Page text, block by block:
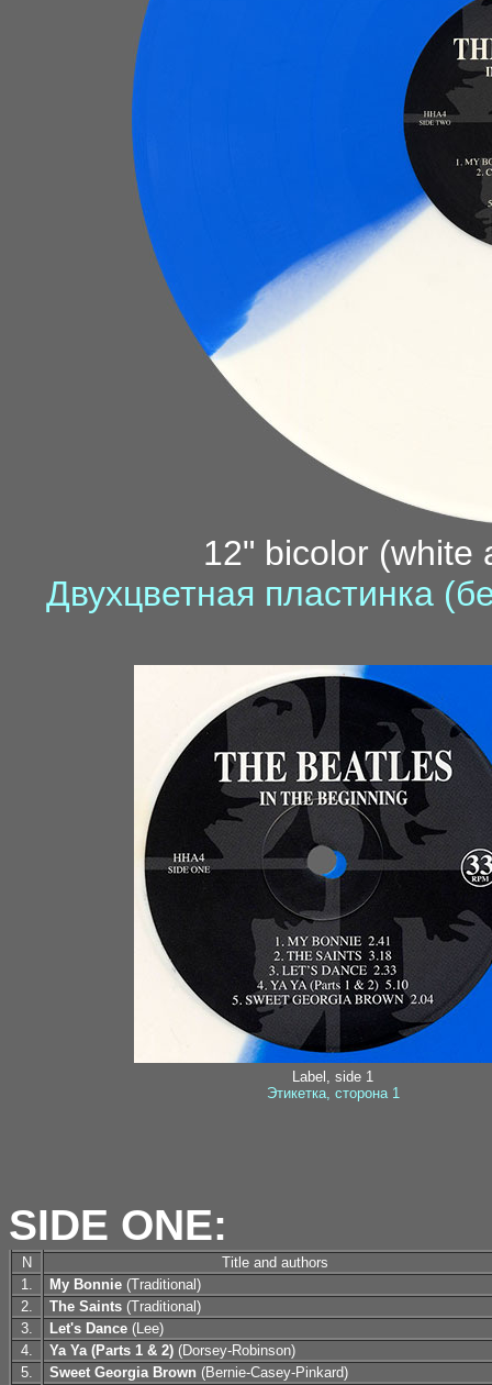
12" bicolor (white
Двухцветная пластинка
Label, side 1
Этикетка, сторона 1
SIDE ONE:
N
Title and authors
1.
My Bonnie (Traditional)
2.
The Saints (Traditional)
3.
Let's Dance (Lee)
4.
Ya Ya (Parts 1 & 2) (Dorsey-Robinson)
5.
Sweet Georgia Brown (Bernie-Casey-Pinkard)